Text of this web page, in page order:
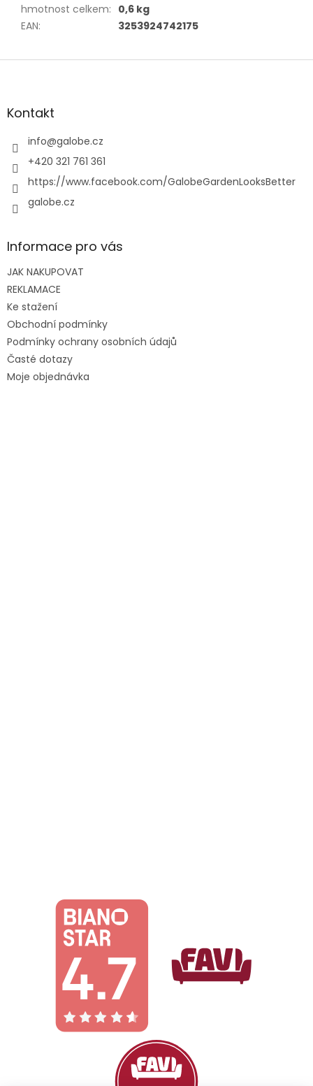
hmotnost celkem: 0,6 kg
EAN: 3253924742175
Z
aKontakt
info@galobe.cz
+420 321 761 361
https://www.facebook.com/GalobeGardenLooksBetter
galobe.cz
Informace pro vás
JAK NAKUPOVAT
REKLAMACE
Ke stažení
Obchodní podmínky
Podmínky ochrany osobních údajů
Časté dotazy
Moje objednávka